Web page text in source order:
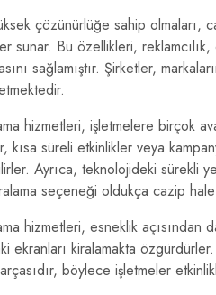
çözünürlüğe sahip olmaları,
sunar. Bu özellikleri,
sağlamıştır. Şirketler,
hizmetleri, işletmelere birçok
kısa süreli etkinlikler veya
Ayrıca, teknolojideki sürekli
seçeneği oldukça cazip
hizmetleri, esneklik
ekranları kiralamakta
böylece işletmeler